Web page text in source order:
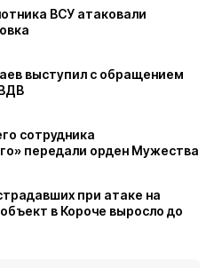
ВСУ атаковали
выступил с обращением
сотрудника
передали орден Мужества
при атаке на
в Короче выросло до